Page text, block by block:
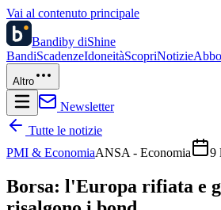
Vai al contenuto principale
Bandiby diShine
BandiScadenzeIdoneitàScopriNotizie
Altro
Newsletter
Tutte le notizie
PMI & EconomiaANSA - Economia 9
Borsa: l'Europa rifiata e